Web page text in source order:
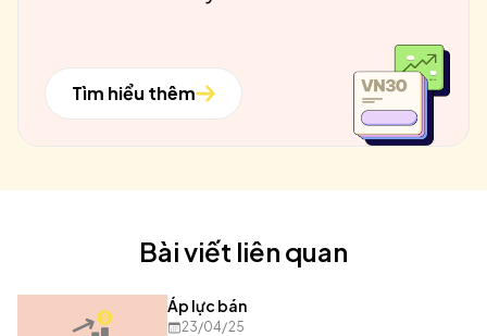
Tìm hiểu thêm
Bài viết liên quan
Áp lực bán
23/04/25